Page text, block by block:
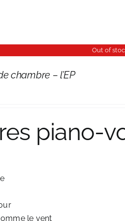
Out of
chambre – l’EP
piano-
le vent